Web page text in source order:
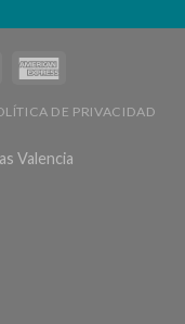
DE PRIVACIDAD
Valencia